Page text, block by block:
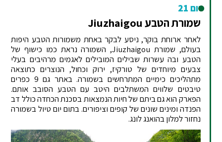
יום 21
שמורת הטבע Jiuzhaigou
לאחר ארוחת בוקר, ניסע לבקר באחת משמורות הטבע היפות
בעולם, שמורת Jiuzhaigou, השמורה נראת כמו כישוף של
הטבע ובה עשרות שבילים המובילים לאגמים מרהיבים בעלי
צבעים מיוחדים של טורקיז, ירוק וכחול, הנוצרים כתוצאה
מתהליכים כימיים המתרחשים בשמורה. באתר גם 9 כפרים
טיבטים שלווים המשתלבים היטב עם הטבע הסובב אותם.
הפארק הוא גם ביתם של חיות הנמצאות בסכנת הכחדה כולל דב
הפנדה ומינים שונים של קופים וציפורים. בתום יום טיול בשמורה
נחזור למלון בהואנג לונג.